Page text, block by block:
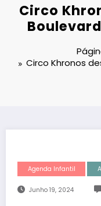
Circo
Circo Khronos
Agenda Infantil
Junho 19, 2024